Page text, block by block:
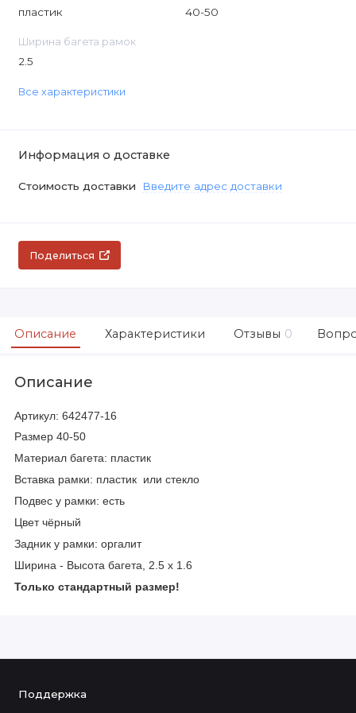
пластик 40-50
Ширина багета рамок
2.5
Все характеристики
Информация о доставке
Стоимость доставки Введите адрес доставки
Поделиться
Описание Характеристики Отзывы 0
Описание
Артикул: 642477-16
Размер 40-50
Материал багета: пластик
Вставка рамки: пластик или стекло
Подвес у рамки: есть
Цвет чёрный
Задник у рамки: оргалит
Ширина - Высота багета, 2.5 х 1.6
Только стандартный размер!
Поддержка